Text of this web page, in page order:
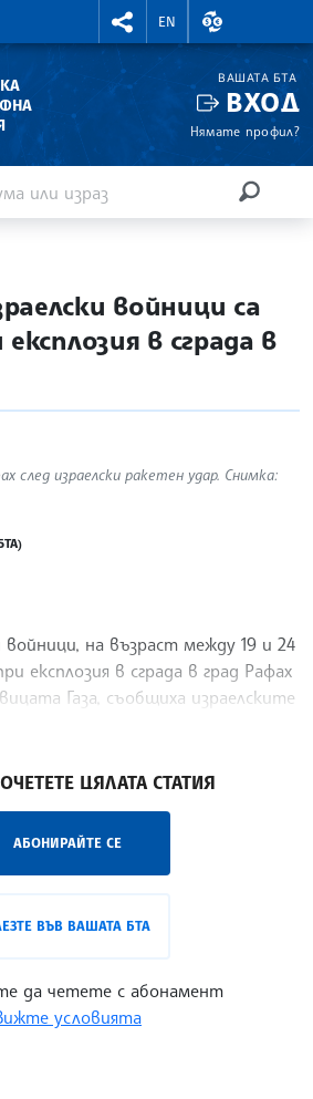
RIGHTMENU.SOCIAL
EN
ВАЛУТНИ
ВАШАТА БТА
ВХОД
Нямате профил?
войници са
в сграда в
след израелски ракетен удар. Снимка:
на възраст между 19 и 24
експлозия в сграда в град Рафах
Газа, съобщиха израелските
ЦЯЛАТА СТАТИЯ
АБОНИРАЙТЕ СЕ
ВЪВ ВАШАТА БТА
да четете с абонамент
условията